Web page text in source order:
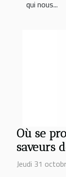
qui nous...
Où se
saveurs
Jeudi 31